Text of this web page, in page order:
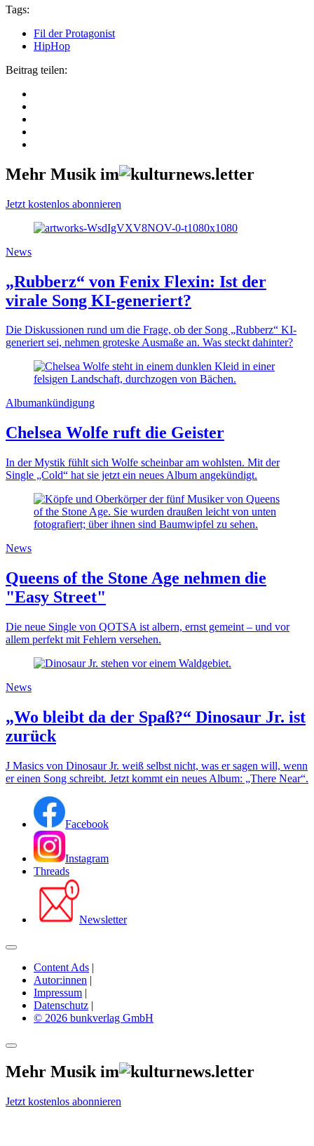
Tags:
Fil der Protagonist
HipHop
Beitrag teilen:
Mehr Musik im
Jetzt kostenlos abonnieren
News
„Rubberz“ von Fenix Flexin: Ist der
virale Song KI-generiert?
Die Diskussionen rund um die Frage, ob der Song „Rubberz“ KI-
generiert sei, nehmen groteske Ausmaße an. Was steckt dahinter?
Albumankündigung
Chelsea Wolfe ruft die Geister
In der Mystik fühlt sich Wolfe scheinbar am wohlsten. Mit der
Single „Cold“ hat sie jetzt ein neues Album angekündigt.
News
Queens of the Stone Age nehmen die
"Easy Street"
Die neue Single von QOTSA ist albern, ernst gemeint – und vor
allem perfekt mit Fehlern versehen.
News
„Wo bleibt da der Spaß?“ Dinosaur Jr. ist
zurück
J Masics von Dinosaur Jr. weiß selbst nicht, was er sagen will, wenn
er einen Song schreibt. Jetzt kommt ein neues Album: „There Near“.
Facebook
Instagram
Threads
Newsletter
Content Ads |
Autor:innen |
Impressum |
Datenschutz |
© 2026 bunkverlag GmbH
Mehr Musik im
Jetzt kostenlos abonnieren